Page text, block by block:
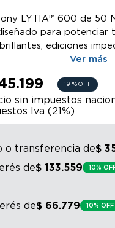
LYTIA™ 600 de 50
para potenciar
ediciones
en unaVer más
19 % OFF
sin impuestos
Iva (21%)
o transferencia de$
de$ 133.559 10%
de$ 66.779 10%